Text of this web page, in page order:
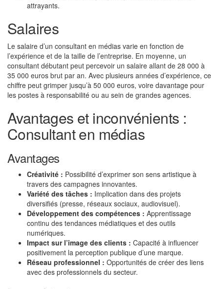
attrayants.
Salaires
Le salaire d’un consultant en médias varie en fonction de
l’expérience et de la taille de l’entreprise. En moyenne, un
consultant débutant peut percevoir un salaire allant de 28 000 à
35 000 euros brut par an. Avec plusieurs années d’expérience, ce
chiffre peut grimper jusqu’à 50 000 euros, voire davantage pour
les postes à responsabilité ou au sein de grandes agences.
Avantages et inconvénients :
Consultant en médias
Avantages
Créativité : Possibilité d’exprimer son sens artistique à
travers des campagnes innovantes.
Variété des tâches : Implication dans des projets
diversifiés (presse, réseaux sociaux, audiovisuel).
Développement des compétences : Apprentissage
continu des tendances médiatiques et des outils
numériques.
Impact sur l’image des clients : Capacité à influencer
positivement la perception publique d’une marque.
Réseau professionnel : Opportunités de créer des liens
avec des professionnels du secteur.